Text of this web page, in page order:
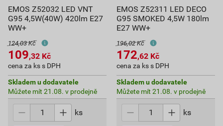
EMOS Z52032 LED VNT
G95 4,5W(40W) 420lm E27
WW+
124,03 Kč
109,32 Kč
cena za ks s DPH
Skladem u dodavatele
Můžete mít 21.08. v prodejně
ks
EMOS Z52311 LED DECO
G95 SMOKED 4,5W 180lm
E27 WW+
196,02 Kč
172,62 Kč
cena za ks s DPH
Skladem u dodavatele
Můžete mít 21.08. v prodejně
ks